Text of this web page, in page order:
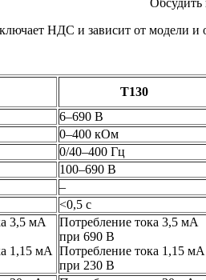
НДС и зависит от модели и
T130
6–690 В
0–400 кОм
0/40–400 Гц
100–690 В
–
<0,5 с
3,5 мА
1,15 мА
Потребление тока 3,5 мА
при 690 В
Потребление тока 1,15 мА
при 230 В